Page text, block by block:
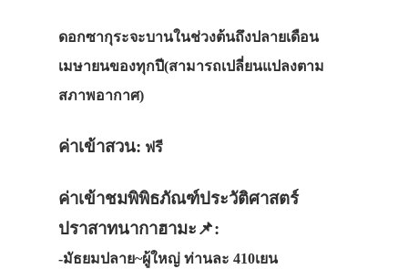
ดอกซากุระจะบานในช่วงต้นถึงปลายเดือน
เมษายนของทุกปี(สามารถเปลี่ยนแปลงตาม
สภาพอากาศ)
ค่าเข้าสวน: ฟรี
ค่าเข้าชมพิพิธภัณฑ์ประวัติศาสตร์
ปราสาทนากาฮามะ📌:
-มัธยมปลาย~ผู้ใหญ่ ท่านละ 410เยน